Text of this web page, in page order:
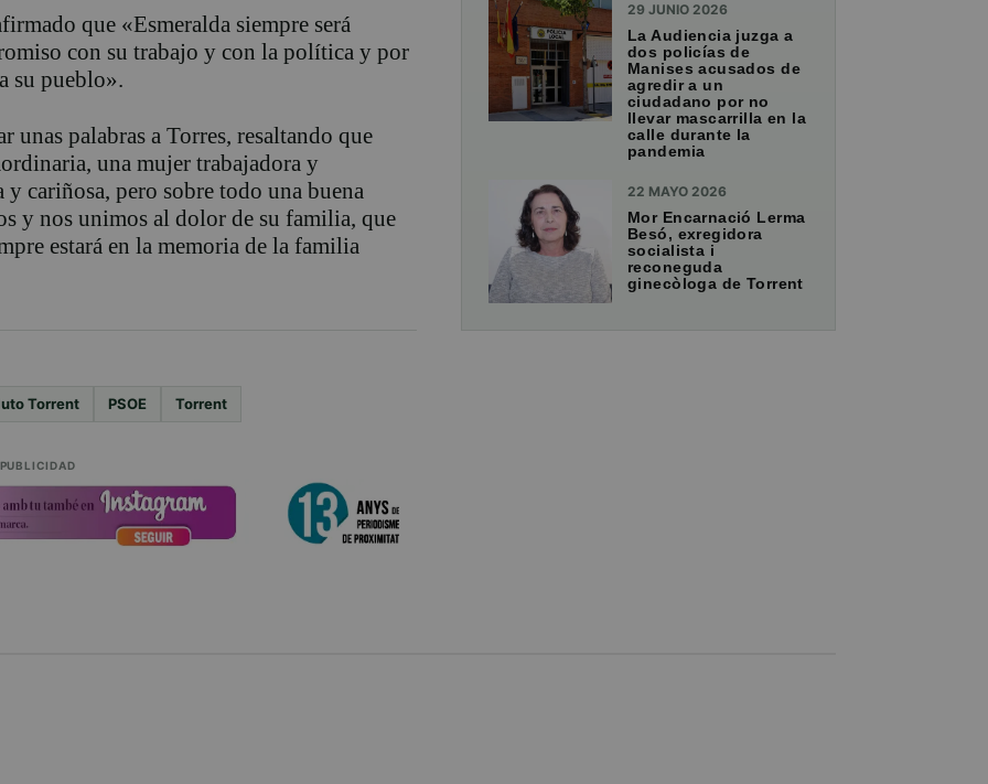
que «Esmeralda siempre será
con su trabajo y con la política y por
su pueblo».
unas palabras a Torres, resaltando que
una mujer trabajadora y
cariñosa, pero sobre todo una buena
y nos unimos al dolor de su familia, que
estará en la memoria de la familia
Torrent PSOE Torrent
PUBLICIDAD
29 JUNIO 2026
La Audiencia juzga a
dos policías de
Manises acusados de
agredir a un
ciudadano por no
llevar mascarrilla en la
calle durante la
pandemia
22 MAYO 2026
Mor Encarnació Lerma
Besó, exregidora
socialista i
reconeguda
ginecòloga de Torrent